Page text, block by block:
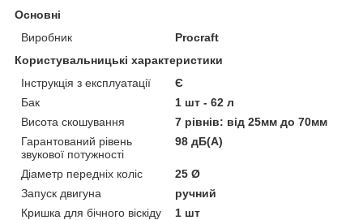
Основні
Виробник
Procraft
Користувальницькі характеристики
Інструкція з експлуатації
Є
Бак
1 шт - 62 л
Висота скошування
7 рівнів: від 25мм до 70мм
Гарантований рівень
звукової потужності
98 дБ(А)
Діаметр передніх коліс
25 Ø
Запуск двигуна
ручний
Кришка для бічного віскіду
1 шт